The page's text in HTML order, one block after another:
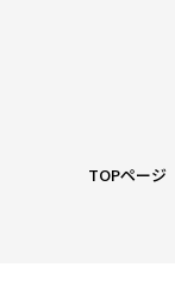
TOPページ